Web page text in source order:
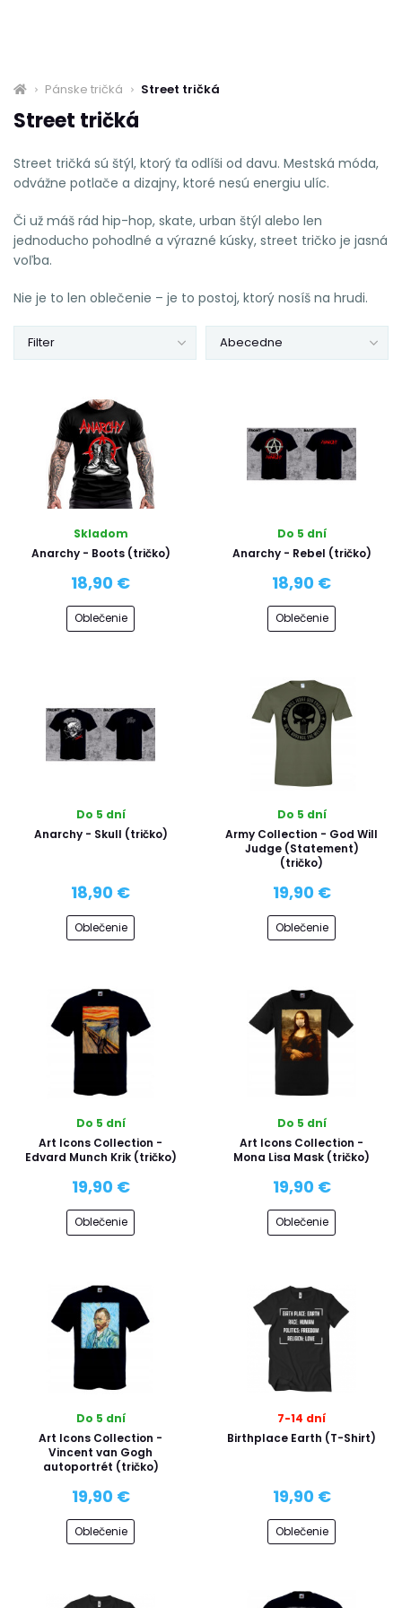
Pánske tričká Street tričká
Street tričká
Street tričká sú štýl, ktorý ťa odlíši od davu. Mestská móda,
odvážne potlače a dizajny, ktoré nesú energiu ulíc.
Či už máš rád hip-hop, skate, urban štýl alebo len
jednoducho pohodlné a výrazné kúsky, street tričko je jasná
voľba.
Nie je to len oblečenie – je to postoj, ktorý nosíš na hrudi.
Abecedne
Filter
Skladom
Anarchy - Boots (tričko)
18,90 €
Oblečenie
Do 5 dní
Anarchy - Rebel (tričko)
18,90 €
Oblečenie
Do 5 dní
Anarchy - Skull (tričko)
18,90 €
Oblečenie
Do 5 dní
Army Collection - God Will
Judge (Statement)
(tričko)
19,90 €
Oblečenie
Do 5 dní
Art Icons Collection -
Edvard Munch Krik (tričko)
19,90 €
Oblečenie
Do 5 dní
Art Icons Collection -
Mona Lisa Mask (tričko)
19,90 €
Oblečenie
Do 5 dní
Art Icons Collection -
Vincent van Gogh
autoportrét (tričko)
19,90 €
Oblečenie
7-14 dní
Birthplace Earth (T-Shirt)
19,90 €
Oblečenie